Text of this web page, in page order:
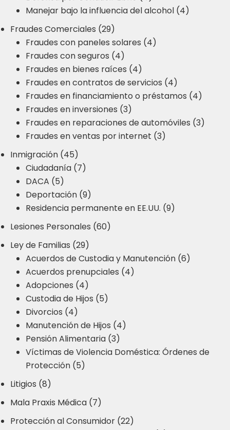
Manejar bajo la influencia del alcohol (4)
Fraudes Comerciales (29)
Fraudes con paneles solares (4)
Fraudes con seguros (4)
Fraudes en bienes raíces (4)
Fraudes en contratos de servicios (4)
Fraudes en financiamiento o préstamos (4)
Fraudes en inversiones (3)
Fraudes en reparaciones de automóviles (3)
Fraudes en ventas por internet (3)
Inmigración (45)
Ciudadanía (7)
DACA (5)
Deportación (9)
Residencia permanente en EE.UU. (9)
Lesiones Personales (60)
Ley de Familias (29)
Acuerdos de Custodia y Manutención (6)
Acuerdos prenupciales (4)
Adopciones (4)
Custodia de Hijos (5)
Divorcios (4)
Manutención de Hijos (4)
Pensión Alimentaria (3)
Víctimas de Violencia Doméstica: Órdenes de
Protección (5)
Litigios (8)
Mala Praxis Médica (7)
Protección al Consumidor (22)